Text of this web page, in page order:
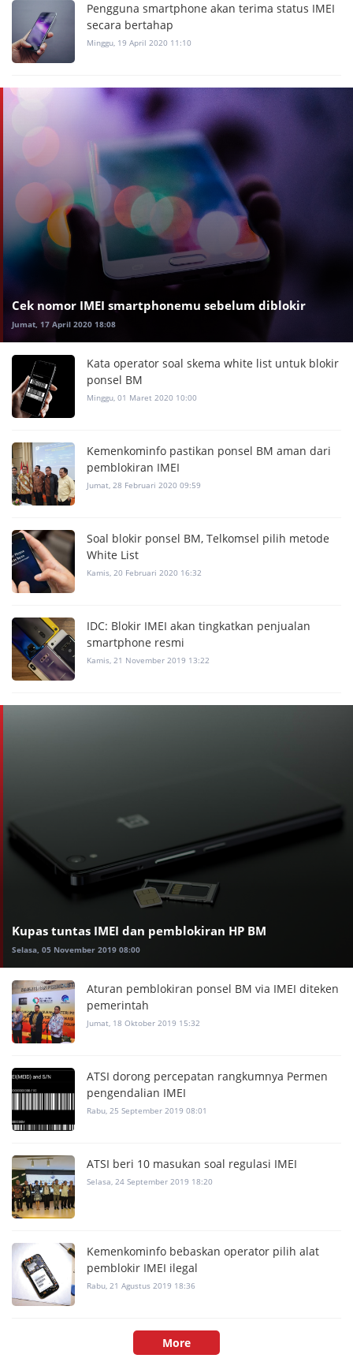
Pengguna smartphone akan terima status IMEI
secara bertahap
Minggu, 19 April 2020 11:10
Cek nomor IMEI smartphonemu sebelum diblokir
Jumat, 17 April 2020 18:08
Kata operator soal skema white list untuk blokir
ponsel BM
Minggu, 01 Maret 2020 10:00
Kemenkominfo pastikan ponsel BM aman dari
pemblokiran IMEI
Jumat, 28 Februari 2020 09:59
Soal blokir ponsel BM, Telkomsel pilih metode
White List
Kamis, 20 Februari 2020 16:32
IDC: Blokir IMEI akan tingkatkan penjualan
smartphone resmi
Kamis, 21 November 2019 13:22
Kupas tuntas IMEI dan pemblokiran HP BM
Selasa, 05 November 2019 08:00
Aturan pemblokiran ponsel BM via IMEI diteken
pemerintah
Jumat, 18 Oktober 2019 15:32
ATSI dorong percepatan rangkumnya Permen
pengendalian IMEI
Rabu, 25 September 2019 08:01
ATSI beri 10 masukan soal regulasi IMEI
Selasa, 24 September 2019 18:20
Kemenkominfo bebaskan operator pilih alat
pemblokir IMEI ilegal
Rabu, 21 Agustus 2019 18:36
More